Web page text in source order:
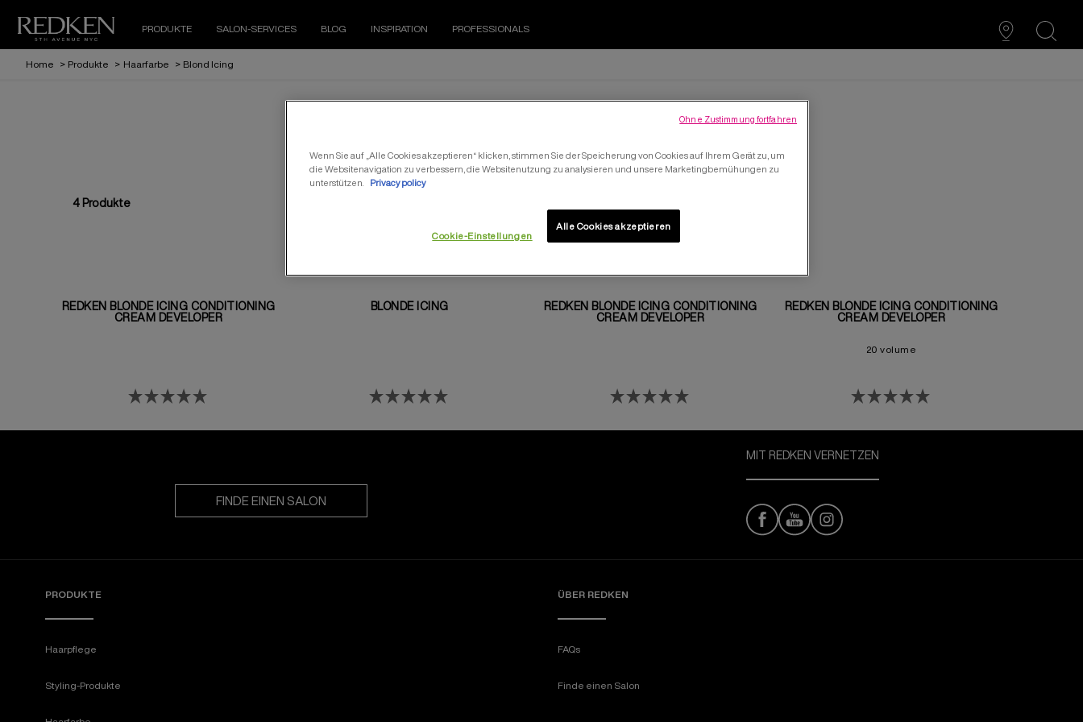
PRODUKTE SALON-SERVICES BLOG INSPIRATION
PROFESSIONALS
search
Home > Produkte > Haarfarbe > Blond Icing
BLONDE ICING
4 Produkte
REDKEN BLONDE ICING CONDITIONING
CREAM DEVELOPER
BLONDE ICING
REDKEN BLONDE ICING CONDITIONING
CREAM DEVELOPER
REDKEN BLONDE ICING CONDITIONING
CREAM DEVELOPER
20 volume
FINDE EINEN SALON
MIT REDKEN VERNETZEN
PRODUKTE
Haarpflege
Styling-Produkte
ÜBER REDKEN​
FAQs
Finde einen Salon
Wenn Sie auf „Alle Cookies akzeptieren“ klicken, stimmen Sie der Speicherung von Cookies auf Ihrem Gerät zu, um
die Websitenavigation zu verbessern, die Websitenutzung zu analysieren und unsere Marketingbemühungen zu
unterstützen.
Privacy policy
Cookie-Einstellungen
Alle Cookies akzeptieren
Ohne Zustimmung fortfahren